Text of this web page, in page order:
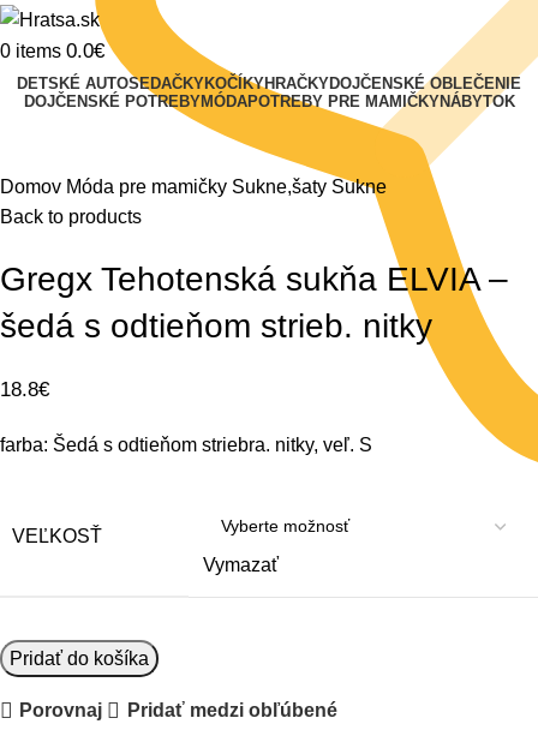
0 items 0.0€
DETSKÉ AUTOSEDAČKYKOČÍKYHRAČKYDOJČENSKÉ OBLEČENIE
DOJČENSKÉ POTREBYMÓDAPOTREBY PRE MAMIČKYNÁBYTOK
Domov Móda pre mamičky Sukne,šaty Sukne
Back to products
Gregx Tehotenská sukňa ELVIA –
šedá s odtieňom strieb. nitky
18.8€
farba: Šedá s odtieňom striebra. nitky, veľ. S
VEĽKOSŤ
Vymazať
množstvo
Gregx
Tehotenská
Pridať do košíka
Porovnaj Pridať medzi obľúbené